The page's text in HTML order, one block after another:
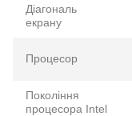
Діагональ
екрану
Процесор
Покоління
процесора Intel